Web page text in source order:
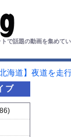
で話題の動画を集めてい
北海道】夜道を走
ブ